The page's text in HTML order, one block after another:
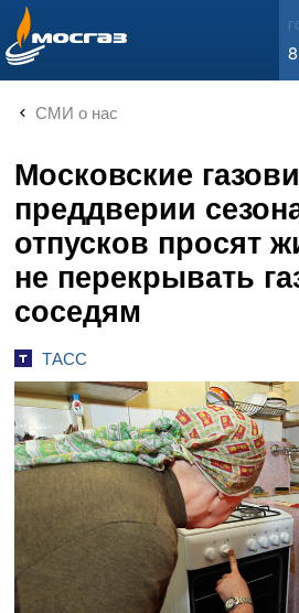
info@mos-gaz.ru
СМИ о нас
Московские
преддверии
отпусков просят
не перекрывать
соседям
ТАСС